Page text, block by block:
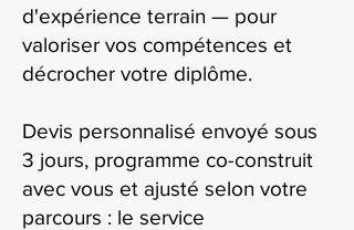
d'expérience terrain — pour
valoriser vos compétences et
décrocher votre diplôme.
Devis personnalisé envoyé sous
3 jours, programme co-construit
avec vous et ajusté selon votre
parcours : le service